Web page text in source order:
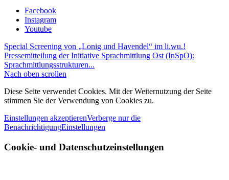
Facebook
Instagram
Youtube
Special Screening von „Lonig und Havendel“ im li.wu.!
Pressemitteilung der Initiative Sprachmittlung Ost (InSpO):
Sprachmittlungsstrukturen...
Nach oben scrollen
Diese Seite verwendet Cookies. Mit der Weiternutzung der Seite
stimmen Sie der Verwendung von Cookies zu.
Einstellungen akzeptierenVerberge nur die
BenachrichtigungEinstellungen
Cookie- und Datenschutzeinstellungen